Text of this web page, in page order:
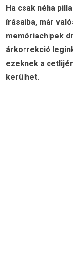
Ha csak néha
írásaiba, már
memóriachipek
árkorrekció
ezeknek a
kerülhet.